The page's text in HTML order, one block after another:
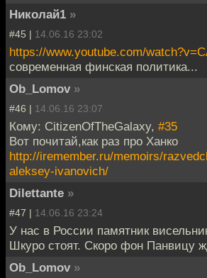
Николай1 »
#45 | 14.06.16 23:02
https://www.youtube.com/
современная финская политика...
Ob_Lomov »
#46 | 14.06.16 23:07
Кому: CitizenOfTheGalaxy, #35
Вот почитай,как раз про Ханко
http://iremember.ru/memoirs/
aleksey-ivanovich/
Dilettante »
#47 | 14.06.16 23:24
У нас в России памятник
Шкуро стоят. Скоро фон Панвицу
Ob_Lomov »